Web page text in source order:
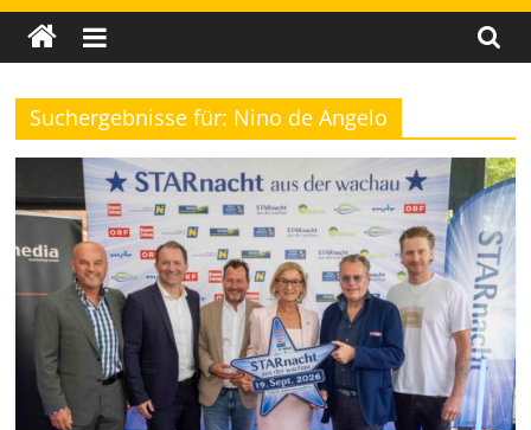
Suchergebnisse für: Nino de Angelo